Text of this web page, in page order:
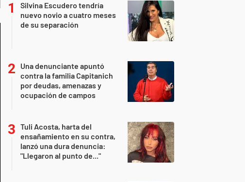
Silvina Escudero tendría
nuevo novio a cuatro meses
de su separación
Una denunciante apuntó
contra la familia Capitanich
por deudas, amenazas y
ocupación de campos
Tuli Acosta, harta del
ensañamiento en su contra,
lanzó una dura denuncia:
"Llegaron al punto de..."